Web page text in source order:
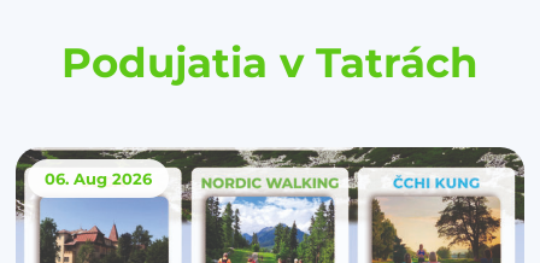
Podujatia v Tatrách
06. Aug 2026